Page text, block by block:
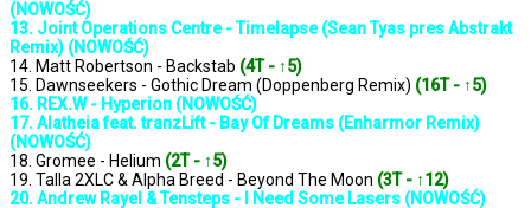
(NOWOŚĆ)
13. Joint Operations Centre - Timelapse (Sean Tyas pres Abstrakt
Remix) (NOWOŚĆ)
14. Matt Robertson - Backstab (4T - ↑5)
15. Dawnseekers - Gothic Dream (Doppenberg Remix) (16T - ↑5)
16. REX.W - Hyperion (NOWOŚĆ)
17. Alatheia feat. tranzLift - Bay Of Dreams (Enharmor Remix)
(NOWOŚĆ)
18. Gromee - Helium (2T - ↑5)
19. Talla 2XLC & Alpha Breed - Beyond The Moon (3T - ↑12)
20. Andrew Rayel & Tensteps - I Need Some Lasers (NOWOŚĆ)